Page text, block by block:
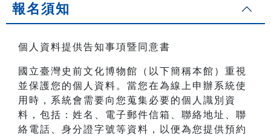
報名須知
個人資料提供告知事項暨同意書
國立臺灣史前文化博物館（以下簡稱本館）重視
並保護您的個人資料。當您在為線上申辦系統使
用時，系統會需要向您蒐集必要的個人識別資
料，包括：姓名、電子郵件信箱、聯絡地址、聯
絡電話、身分證字號等資料，以便為您提供預約